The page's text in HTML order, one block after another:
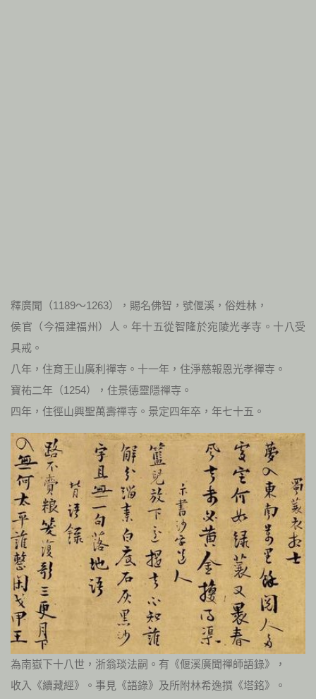
釋廣聞（1189～1263），賜名佛智，號偃溪，俗姓林，
侯官（今福建福州）人。年十五從智隆於宛陵光孝寺。十八受
具戒。
八年，住育王山廣利禪寺。十一年，住淨慈報恩光孝禪寺。
寶祐二年（1254），住景德靈隱禪寺。
四年，住徑山興聖萬壽禪寺。景定四年卒，年七十五。
為南嶽下十八世，浙翁琰法嗣。有《偃溪廣聞禪師語錄》，
收入《續藏經》。事見《語錄》及所附林希逸撰《塔銘》。